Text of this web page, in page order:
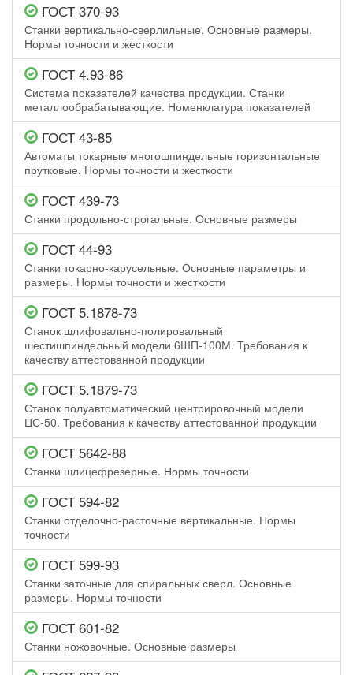
ГОСТ 370-93
Станки вертикально-сверлильные. Основные размеры.
Нормы точности и жесткости
ГОСТ 4.93-86
Система показателей качества продукции. Станки
металлообрабатывающие. Номенклатура показателей
ГОСТ 43-85
Автоматы токарные многошпиндельные горизонтальные
прутковые. Нормы точности и жесткости
ГОСТ 439-73
Станки продольно-строгальные. Основные размеры
ГОСТ 44-93
Станки токарно-карусельные. Основные параметры и
размеры. Нормы точности и жесткости
ГОСТ 5.1878-73
Станок шлифовально-полировальный
шестишпиндельный модели 6ШП-100М. Требования к
качеству аттестованной продукции
ГОСТ 5.1879-73
Станок полуавтоматический центрировочный модели
ЦС-50. Требования к качеству аттестованной продукции
ГОСТ 5642-88
Станки шлицефрезерные. Нормы точности
ГОСТ 594-82
Станки отделочно-расточные вертикальные. Нормы
точности
ГОСТ 599-93
Станки заточные для спиральных сверл. Основные
размеры. Нормы точности
ГОСТ 601-82
Станки ножовочные. Основные размеры